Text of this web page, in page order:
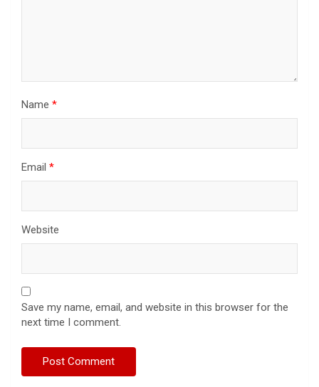
Name *
Email *
Website
Save my name, email, and website in this browser for the
next time I comment.